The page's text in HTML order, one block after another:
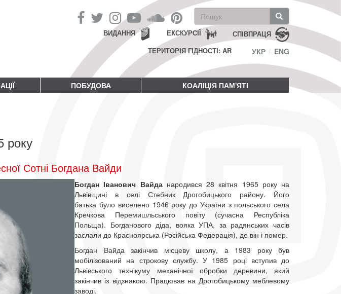
Пошукова
форма
Пошук СПІВПРАЦЯ
ЕКСКУРСІЇ
ВИДАННЯ
ТЕРИТОРІЯ ГІДНОСТІ: AR
УКР ENG
ПОБУДОВА КОАЛІЦІЯ ПАМ'ЯТІ
року
Сотні Богдана Вайди
Богдан Іванович Вайданародився 28 квітня 1965 року на
Львівщині в селі Стебник Дрогобицького району. Його
батька було виселено 1946 року до України з польського села
Кречкова Перемишльського повіту (сучасна Республіка
Польща). Богданового діда, вояка УПА, за радянських часів
заслали до Красноярська (Російська Федерація), де він і помер.
Богдан Вайда закінчив місцеву школу, а 1983 року був
мобілізований на строкову службу. У 1985 році вступив до
Львівського технікуму механічної обробки деревини, який
закінчив із відзнакою. Працював на Дрогобицькому меблевому
заводі.